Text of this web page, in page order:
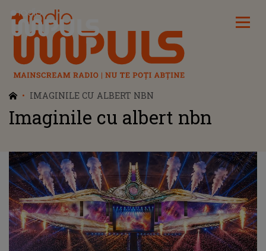
Radio Impuls
IMAGINILE CU ALBERT NBN
Imaginile cu albert nbn